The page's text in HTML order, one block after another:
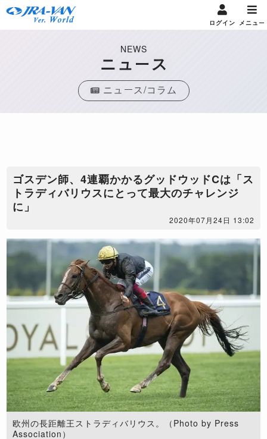
ログイン メニュー
NEWS
ニュース
ニュース/コラム
ゴスデン師、4連覇かかるグッドウッドCは「ス
トラディバリウスにとって最大のチャレンジ
に」
2020年07月24日 13:02
欧州の長距離王ストラディバリウス。（Photo by Press
Association）